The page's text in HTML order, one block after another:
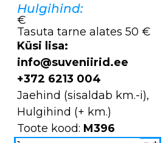
Hulgihind:
€
Tasuta tarne alates 50 €
Küsi lisa:
info@suveniirid.ee
+372 6213 004
Jaehind (sisaldab km.-i),
Hulgihind (+ km.)
Toote kood: M396
Keraamiline